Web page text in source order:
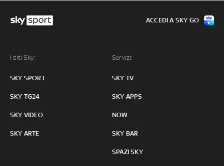
I siti Sky:
SKY SPORT
SKY TG24
SKY VIDEO
SKY ARTE
Servizi:
SKY TV
SKY APPS
NOW
SKY BAR
SPAZI SKY
ACCEDI A SKY GO